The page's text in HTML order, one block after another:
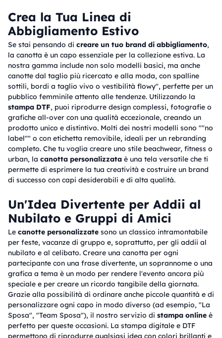
Crea la Tua Linea di
Abbigliamento Estivo
Se stai pensando di creare un tuo brand di abbigliamento,
la canotta è un capo essenziale per la collezione estiva. La
nostra gamma include non solo modelli basici, ma anche
canotte dal taglio più ricercato e alla moda, con spalline
sottili, bordi a taglio vivo o vestibilità flowy", perfette per un
pubblico femminile attento alle tendenze. Utilizzando la
stampa DTF, puoi riprodurre design complessi, fotografie o
grafiche all-over con una qualità eccezionale, creando un
prodotto unico e distintivo. Molti dei nostri modelli sono ""no
label"" o con etichetta removibile, ideali per un rebranding
completo. Che tu voglia creare uno stile beachwear, fitness o
urban, la canotta personalizzata è una tela versatile che ti
permette di esprimere la tua creatività e costruire un brand
di successo con capi desiderabili e di alta qualità.
Un'Idea Divertente per Addii al
Nubilato e Gruppi di Amici
Le canotte personalizzate sono un classico intramontabile
per feste, vacanze di gruppo e, soprattutto, per gli addii al
nubilato e al celibato. Creare una canotta per ogni
partecipante con una frase divertente, un soprannome o una
grafica a tema è un modo per rendere l'evento ancora più
speciale e per creare un ricordo tangibile della giornata.
Grazie alla possibilità di ordinare anche piccole quantità e di
personalizzare ogni capo in modo diverso (ad esempio, "La
Sposa", "Team Sposa"), il nostro servizio di stampa online è
perfetto per queste occasioni. La stampa digitale e DTF
permettono di riprodurre qualsiasi idea con colori brillanti e